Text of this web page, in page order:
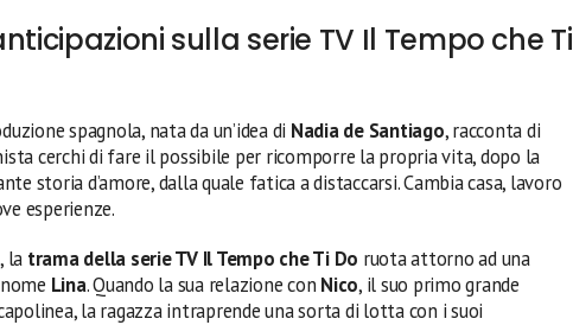
sulla serie TV Il Tempo che Ti
spagnola, nata da un’idea di Nadia de Santiago, racconta di
cerchi di fare il possibile per ricomporre la propria vita, dopo la
storia d’amore, dalla quale fatica a distaccarsi. Cambia casa, lavoro
esperienze.
la trama della serie TV Il Tempo che Ti Do ruota attorno ad una
Lina. Quando la sua relazione con Nico, il suo primo grande
la ragazza intraprende una sorta di lotta con i suoi